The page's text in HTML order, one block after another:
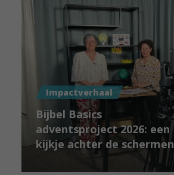
Impactverhaal
Bijbel Basics
adventsproject 2026: een
kijkje achter de schermen